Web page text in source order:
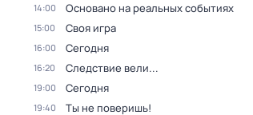
14:00 Основано на реальных событиях
15:00 Своя игра
16:00 Сегодня
16:20 Следствие вели...
19:00 Сегодня
19:40 Ты не поверишь!